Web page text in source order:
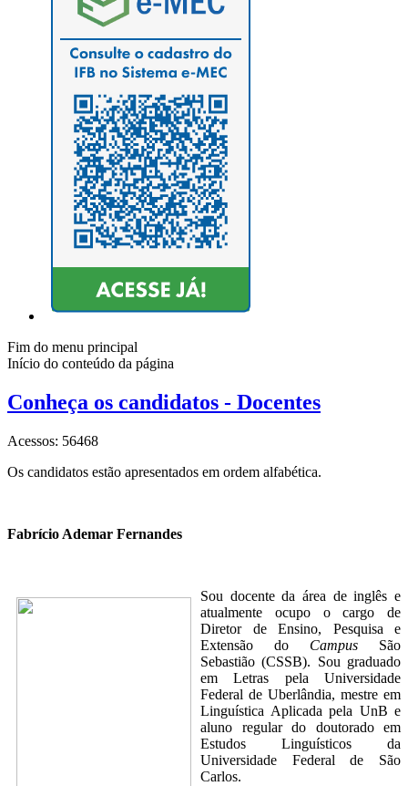
Fim do menu principal
Início do conteúdo da página
Conheça os candidatos - Docentes
Acessos: 56468
Os candidatos estão apresentados em ordem alfabética.
Fabrício Ademar Fernandes
Sou docente da área de inglês e
atualmente ocupo o cargo de
Diretor de Ensino, Pesquisa e
Extensão do Campus São
Sebastião (CSSB). Sou graduado
em Letras pela Universidade
Federal de Uberlândia, mestre em
Linguística Aplicada pela UnB e
aluno regular do doutorado em
Estudos Linguísticos da
Universidade Federal de São
Carlos.